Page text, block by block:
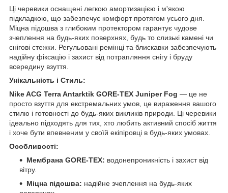
Ці черевики оснащені легкою амортизацією і м'якою
підкладкою, що забезпечує комфорт протягом усього дня.
Міцна підошва з глибоким протектором гарантує чудове
зчеплення на будь-яких поверхнях, будь то слизькі камені чи
снігові стежки. Регульовані ремінці та блискавки забезпечують
надійну фіксацію і захист від потрапляння снігу і бруду
всередину взуття.
Унікальність і Стиль:
Nike ACG Terra Antarktik GORE-TEX Juniper Fog — це не
просто взуття для екстремальних умов, це вираження вашого
стилю і готовності до будь-яких викликів природи. Ці черевики
ідеально підходять для тих, хто любить активний спосіб життя
і хоче бути впевненим у своїй екіпіровці в будь-яких умовах.
Особливості:
Мембрана GORE-TEX: водонепроникність і захист від
вітру.
Міцна підошва: надійне зчеплення на будь-яких